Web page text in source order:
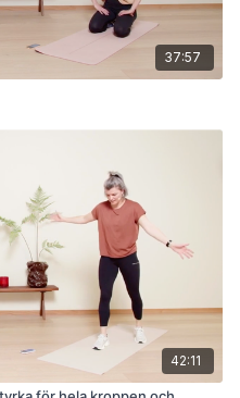
37:57
42:11